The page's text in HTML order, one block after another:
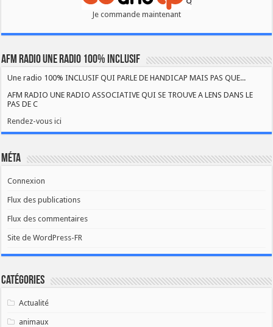
Je commande maintenant
AFM RADIO UNE RADIO 100% INCLUSIF
Une radio 100% INCLUSIF QUI PARLE DE HANDICAP MAIS PAS QUE...
AFM RADIO UNE RADIO ASSOCIATIVE QUI SE TROUVE A LENS DANS LE
PAS DE C
Rendez-vous ici
Méta
Connexion
Flux des publications
Flux des commentaires
Site de WordPress-FR
Catégories
Actualité
animaux